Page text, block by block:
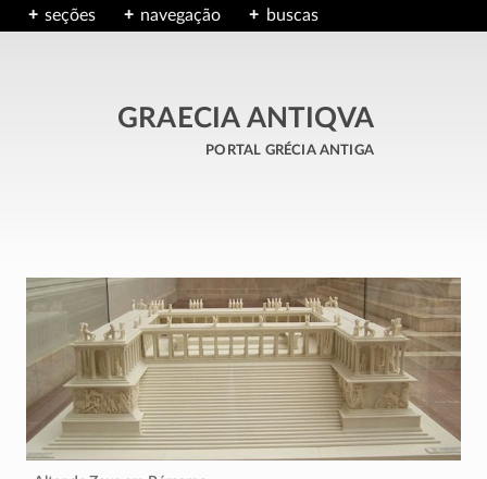
seções navegação buscas
GRAECIA ANTIQVA
portal grécia antiga